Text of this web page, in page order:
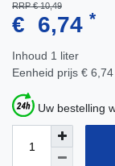
RRP € 10,49
€ 6,74 *
Inhoud 1 liter
Eenheid prijs €
Uw bestelling